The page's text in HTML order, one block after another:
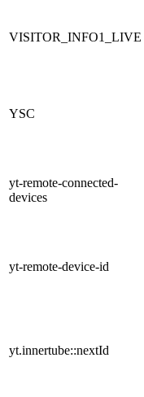
VISITOR_INFO1_LIVE
YSC
yt-remote-connected-
devices
yt-remote-device-id
yt.innertube::nextId